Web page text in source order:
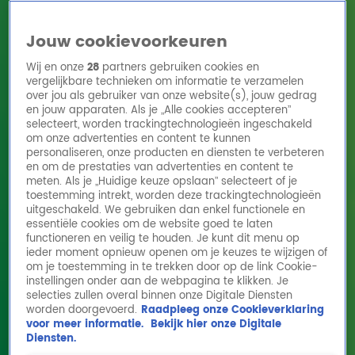
HomeActiesRadioshows DJ'sRadio 10 zendersHitlijsten
Radio luisteren
Volg Radio 10
Zoeken
HomeOnline Radio LuisterenActiesShowsAlle zenders
Ellen raadt lach al na één keer: 'Ik wist het
gelijk!'
14 mei 2024, 09:26
Jouw cookievoorkeuren
Wij en onze28 partners gebruiken cookies en
vergelijkbare technieken om informatie te verzamelen
over jou als gebruiker van onze website(s), jouw gedrag
en jouw apparaten. Als je „Alle cookies accepteren”
selecteert, worden trackingtechnologieën ingeschakeld
om onze advertenties en content te kunnen
personaliseren, onze producten en diensten te verbeteren
en om de prestaties van advertenties en content te
meten. Als je „Huidige keuze opslaan” selecteert of je
toestemming intrekt, worden deze trackingtechnologieën
uitgeschakeld. We gebruiken dan enkel functionele en
essentiële cookies om de website goed te laten
functioneren en veilig te houden. Je kunt dit menu op
ieder moment opnieuw openen om je keuzes te wijzigen of
om je toestemming in te trekken door op de link Cookie-
instellingen onder aan de webpagina te klikken. Je
selecties zullen overal binnen onze Digitale Diensten
worden doorgevoerd. Raadpleeg onze Cookieverklaring
voor meer informatie. Bekijk hier onze Digitale
Diensten.